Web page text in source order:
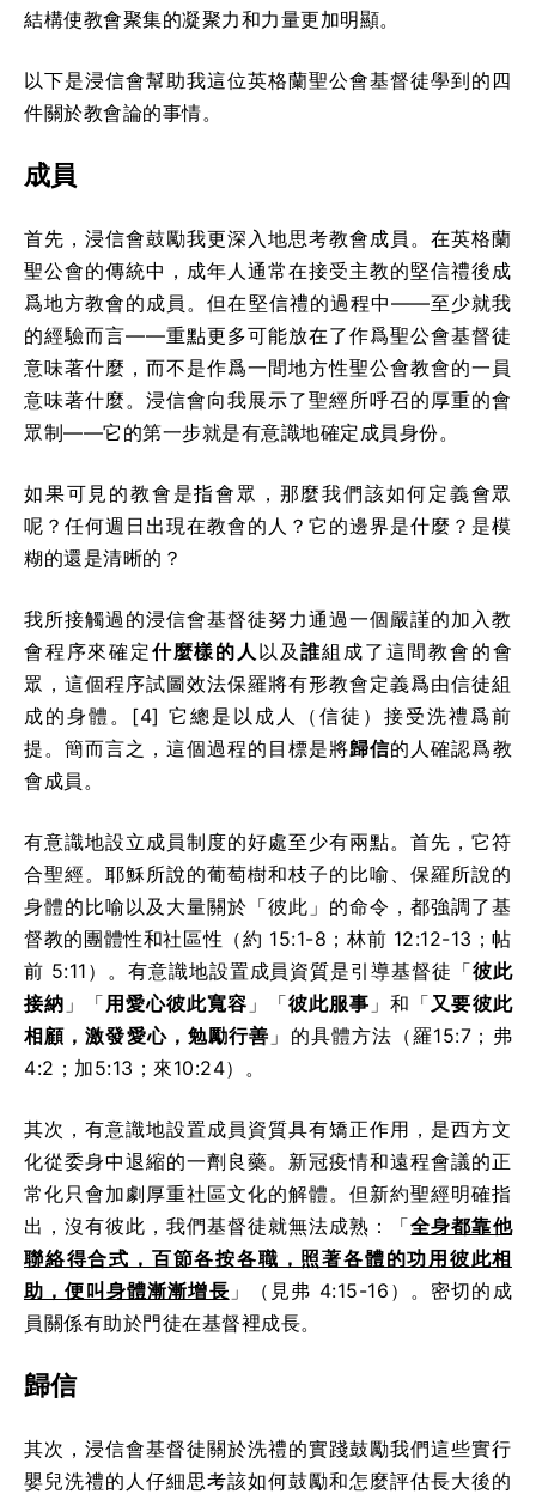
結構使教會聚集的凝聚力和力量更加明顯。
以下是浸信會幫助我這位英格蘭聖公會基督徒學到的四
件關於教會論的事情。
成員
首先，浸信會鼓勵我更深入地思考教會成員。在英格蘭
聖公會的傳統中，成年人通常在接受主教的堅信禮後成
爲地方教會的成員。但在堅信禮的過程中——至少就我
的經驗而言——重點更多可能放在了作爲聖公會基督徒
意味著什麼，而不是作爲一間地方性聖公會教會的一員
意味著什麼。浸信會向我展示了聖經所呼召的厚重的會
眾制——它的第一步就是有意識地確定成員身份。
如果可見的教會是指會眾，那麼我們該如何定義會眾
呢？任何週日出現在教會的人？它的邊界是什麼？是模
糊的還是清晰的？
我所接觸過的浸信會基督徒努力通過一個嚴謹的加入教
會程序來確定什麼樣的人 以及誰組成了這間教會的會
眾，這個程序試圖效法保羅將有形教會定義爲由信徒組
成的身體。[4] 它總是以成人（信徒）接受洗禮爲前
提。簡而言之，這個過程的目標是將歸信的人確認爲教
會成員。
有意識地設立成員制度的好處至少有兩點。首先，它符
合聖經。耶穌所說的葡萄樹和枝子的比喻、保羅所說的
身體的比喻以及大量關於「彼此」的命令，都強調了基
督教的團體性和社區性（約 15:1-8；林前 12:12-13；帖
前 5:11）。有意識地設置成員資質是引導基督徒「彼此
接納 」「 用愛心彼此寬容 」「彼此服事 」和「 又要彼此
相顧，激發愛心，勉勵行善 」的具體方法（羅15:7；弗
4:2；加5:13；來10:24）。
其次，有意識地設置成員資質具有矯正作用，是西方文
化從委身中退縮的一劑良藥。新冠疫情和遠程會議的正
常化只會加劇厚重社區文化的解體。但新約聖經明確指
出，沒有彼此，我們基督徒就無法成熟：「全身都靠他
聯絡得合式，百節各按各職，照著各體的功用彼此相
助，便叫身體漸漸增長 」（見弗 4:15-16）。密切的成
員關係有助於門徒在基督裡成長。
歸信
其次，浸信會基督徒關於洗禮的實踐鼓勵我們這些實行
嬰兒洗禮的人仔細思考該如何鼓勵和怎麼評估長大後的